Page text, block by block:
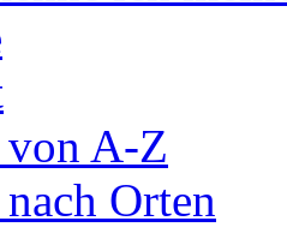
von A-Z
Orten